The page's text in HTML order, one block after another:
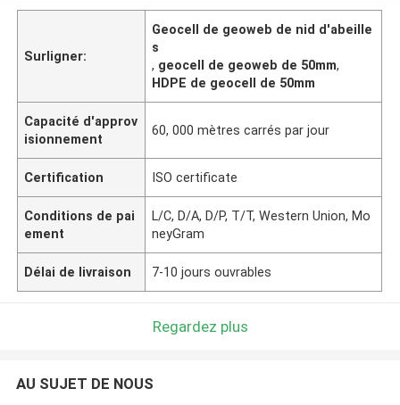
Surligner:
Geocell de geoweb de nid d'abeille
s
, geocell de geoweb de 50mm,
HDPE de geocell de 50mm
Capacité d'approv
isionnement
60, 000 mètres carrés par jour
Certification ISO certificate
Conditions de pai
ement
L/C, D/A, D/P, T/T, Western Union, Mo
neyGram
Délai de livraison 7-10 jours ouvrables
Regardez plus
AU SUJET DE NOUS